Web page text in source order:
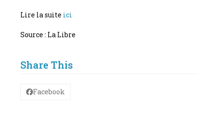
Lire la suite ici
Source : La Libre
Share This
Facebook